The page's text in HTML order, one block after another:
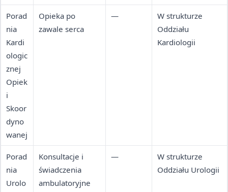
Porad
nia
Kardi
ologic
znej
Opiek
i
Skoor
dyno
wanej
Opieka po
zawale serca
—
W strukturze
Oddziału
Kardiologii
Porad
nia
Urolo
Konsultacje i
świadczenia
ambulatoryjne
—
W strukturze
Oddziału Urologii